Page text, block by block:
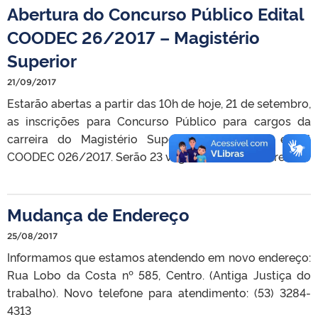
Abertura do Concurso Público Edital
COODEC 26/2017 – Magistério
Superior
21/09/2017
Estarão abertas a partir das 10h de hoje, 21 de setembro,
as inscrições para Concurso Público para cargos da
carreira do Magistério Superior, regido pelo edital
COODEC 026/2017. Serão 23 vagas em diversas áreas.
Mudança de Endereço
25/08/2017
Informamos que estamos atendendo em novo endereço:
Rua Lobo da Costa nº 585, Centro. (Antiga Justiça do
trabalho). Novo telefone para atendimento: (53) 3284-
4313